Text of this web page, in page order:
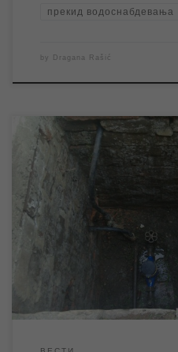
прекид водоснабдевања
by Dragana Rašić
Од понедељка 04. априла
водомера, од минимум три
насељеним местима: Клек,
Фаркаждин, Ечка, Перлез,
Од првог марта, када је почео
водомера, оно је завршено у